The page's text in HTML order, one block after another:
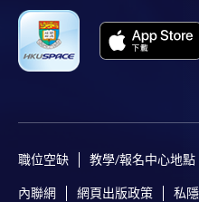
職位空缺 教學/報名中心地點
內聯網 網頁出版政策 私